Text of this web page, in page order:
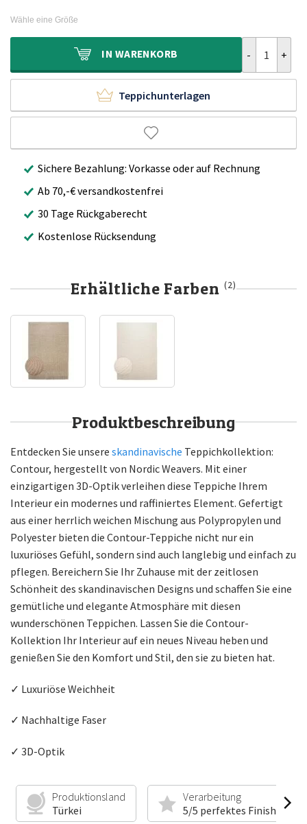
Wähle eine Größe
IN WARENKORB
Teppichunterlagen
Sichere Bezahlung: Vorkasse oder auf Rechnung
Ab 70,-€ versandkostenfrei
30 Tage Rückgaberecht
Kostenlose Rücksendung
Erhältliche Farben(2)
Produktbeschreibung
Entdecken Sie unsere skandinavische Teppichkollektion:
Contour, hergestellt von Nordic Weavers. Mit einer
einzigartigen 3D-Optik verleihen diese Teppiche Ihrem
Interieur ein modernes und raffiniertes Element. Gefertigt
aus einer herrlich weichen Mischung aus Polypropylen und
Polyester bieten die Contour-Teppiche nicht nur ein
luxuriöses Gefühl, sondern sind auch langlebig und einfach zu
pflegen. Bereichern Sie Ihr Zuhause mit der zeitlosen
Schönheit des skandinavischen Designs und schaffen Sie eine
gemütliche und elegante Atmosphäre mit diesen
wunderschönen Teppichen. Lassen Sie die Contour-
Kollektion Ihr Interieur auf ein neues Niveau heben und
genießen Sie den Komfort und Stil, den sie zu bieten hat.
✓ Luxuriöse Weichheit
✓ Nachhaltige Faser
✓ 3D-Optik
Produktionsland
Türkei
Verarbeitung
5/5 perfektes Finish